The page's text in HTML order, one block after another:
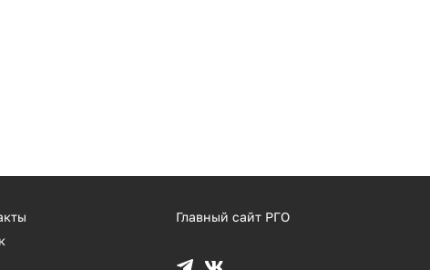
Главный сайт РГО